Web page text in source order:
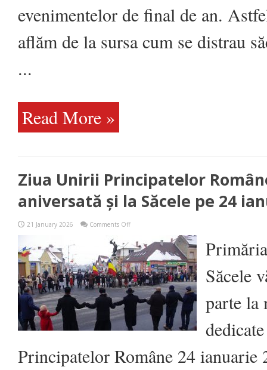
evenimentelor de final de an.
aflăm de la sursa cum se distrau
...
Read More »
Ziua Unirii Principatelor
aniversată și la Săcele pe 24
21 January 2026 Comments Offon
Unirii
Principatelor
Române
va
fi
aniversată
și
Săcele
24
ianuarie
Săcele
parte la
Principatelor Române 24 ianuarie